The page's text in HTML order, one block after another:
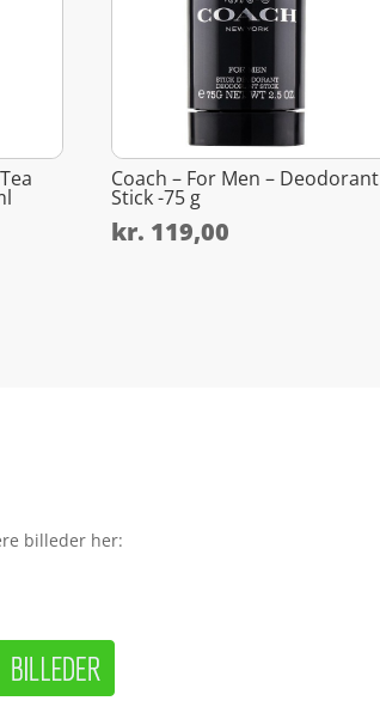
Coach – For Men – Deodorant
Stick -75 g
kr. 119,00
billeder her: